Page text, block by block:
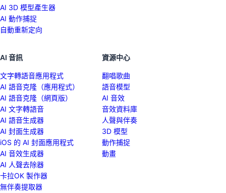
AI 3D 模型產生器
AI 動作捕捉
自動重新定向
AI 音訊
文字轉語音應用程式
AI 語音克隆（應用程式）
AI 語音克隆（網頁版）
AI 文字轉語音
AI 語音生成器
AI 封面生成器
iOS 的 AI 封面應用程式
AI 音效生成器
AI 人聲去除器
卡拉OK 製作器
無伴奏提取器
資源中心
翻唱歌曲
語音模型
AI 音效
音效資料庫
人聲與伴奏
3D 模型
動作捕捉
動畫